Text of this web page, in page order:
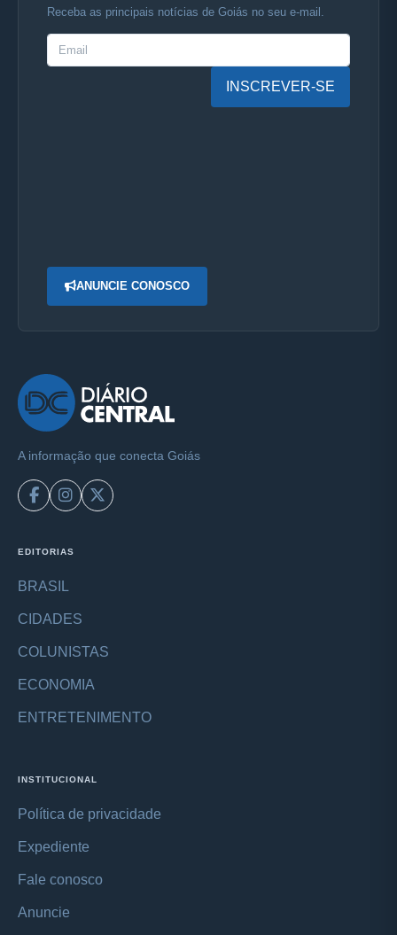
Receba as principais notícias de Goiás no seu e-mail.
INSCREVER-SE
ANUNCIE CONOSCO
A informação que conecta Goiás
EDITORIAS
BRASIL
CIDADES
COLUNISTAS
ECONOMIA
ENTRETENIMENTO
INSTITUCIONAL
Política de privacidade
Expediente
Fale conosco
Anuncie